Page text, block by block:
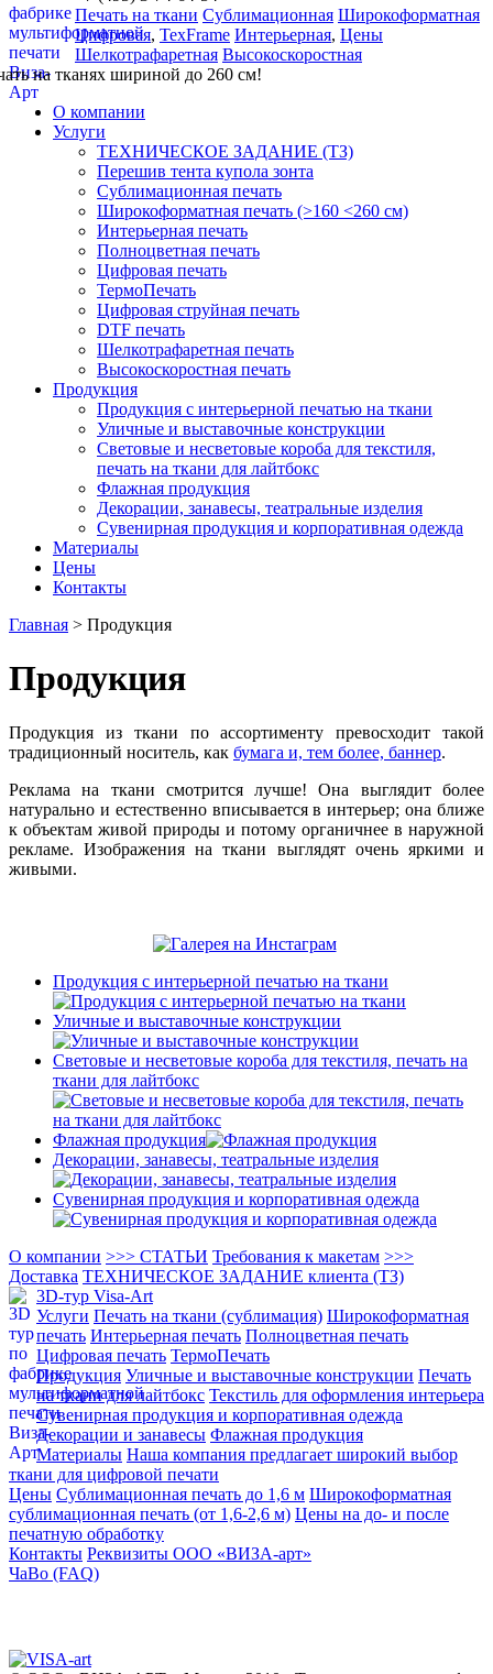
Печать на ткани Сублимационная Широкоформатная
Цифровая, TexFrame Интерьерная, Цены
Шелкотрафаретная Высокоскоростная
на тканях шириной до 260 см!
О компании
Услуги
ТЕХНИЧЕСКОЕ ЗАДАНИЕ (ТЗ)
Перешив тента купола зонта
Сублимационная печать
Широкоформатная печать (>160 <260 см)
Интерьерная печать
Полноцветная печать
Цифровая печать
ТермоПечать
Цифровая струйная печать
DTF печать
Шелкотрафаретная печать
Высокоскоростная печать
Продукция
Продукция с интерьерной печатью на ткани
Уличные и выставочные конструкции
Световые и несветовые короба для текстиля,
печать на ткани для лайтбокс
Флажная продукция
Декорации, занавесы, театральные изделия
Сувенирная продукция и корпоративная одежда
Материалы
Цены
Контакты
Главная > Продукция
Продукция
Продукция из ткани по ассортименту превосходит такой
традиционный носитель, как бумага и, тем более, баннер.
Реклама на ткани смотрится лучше! Она выглядит более
натурально и естественно вписывается в интерьер; она ближе
к объектам живой природы и потому органичнее в наружной
рекламе. Изображения на ткани выглядят очень яркими и
живыми.
Продукция с интерьерной печатью на ткани
Уличные и выставочные конструкции
Световые и несветовые короба для текстиля, печать на
ткани для лайтбокс
Флажная продукция
Декорации, занавесы, театральные изделия
Сувенирная продукция и корпоративная одежда
О компании >>> СТАТЬИ Требования к макетам >>>
Доставка ТЕХНИЧЕСКОЕ ЗАДАНИЕ клиента (ТЗ)
3D-тур Visa-Art
Услуги Печать на ткани (сублимация) Широкоформатная
печать Интерьерная печать Полноцветная печать
Цифровая печать ТермоПечать
Продукция Уличные и выставочные конструкции Печать
на ткани для лайтбокс Текстиль для оформления интерьера
Сувенирная продукция и корпоративная одежда
Декорации и занавесы Флажная продукция
Материалы Наша компания предлагает широкий выбор
ткани для цифровой печати
Цены Сублимационная печать до 1,6 м Широкоформатная
сублимационная печать (от 1,6-2,6 м) Цены на до- и после
печатную обработку
Контакты Реквизиты ООО «ВИЗА-арт»
ЧаВо (FAQ)